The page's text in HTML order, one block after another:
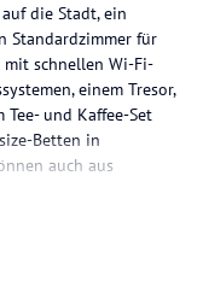
die Stadt, ein
Standardzimmer für
mit schnellen Wi-Fi-
einem Tresor,
und Kaffee-Set
Betten in
auch aus